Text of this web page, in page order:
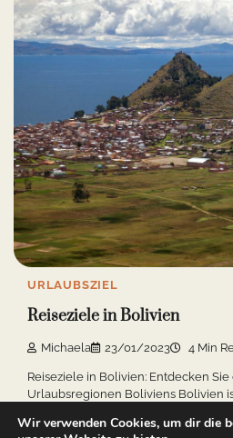
URLAUBSZIEL
Reiseziele in Bolivien
Michaela 23/01/2023 4 Min
Reiseziele in Bolivien: Entdecken
Urlaubsregionen Boliviens Bolivien
Wir verwenden Cookies, um dir die